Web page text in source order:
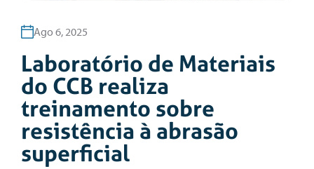
Ago 6, 2025
Laboratório de Materiais
do CCB realiza
treinamento sobre
resistência à abrasão
superficial